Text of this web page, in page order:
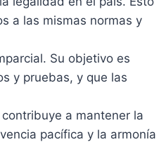
a las mismas normas y
Su objetivo es
y pruebas, y que las
contribuye a mantener la
pacífica y la armonía